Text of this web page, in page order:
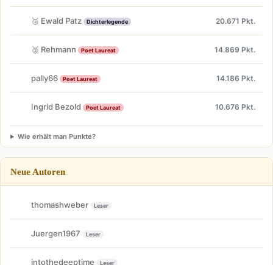
🥈 Ewald Patz Dichterlegende 20.671 Pkt.
🥉 Rehmann Poet Laureat 14.869 Pkt.
pally66 Poet Laureat 14.186 Pkt.
Ingrid Bezold Poet Laureat 10.676 Pkt.
Wie erhält man Punkte?
Neue Autoren
thomashweber Leser
Juergen1967 Leser
intothedeeptime Leser